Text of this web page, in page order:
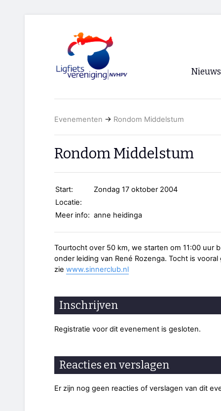
Nieuws
Evenementen → Rondom Middelstum
Rondom Middelstum
Start:
Zondag 17 oktober 2004
Locatie:
Meer info: anne heidinga
Tourtocht over 50 km, we starten om 11:00 uur
onder leiding van René Rozenga. Tocht is
zie www.sinnerclub.nl
Inschrijven
Registratie voor dit evenement is gesloten.
Reacties en verslagen
Er zijn nog geen reacties of verslagen van dit